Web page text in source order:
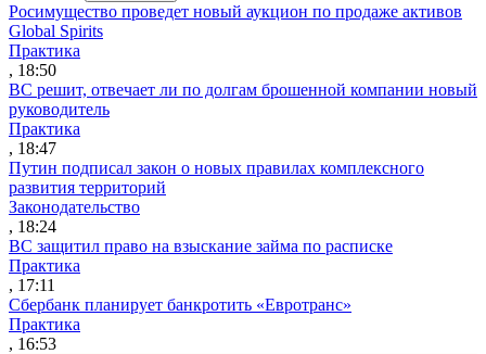
Росимущество проведет новый аукцион по продаже активов
Global Spirits
Практика
, 18:50
ВС решит, отвечает ли по долгам брошенной компании новый
руководитель
Практика
, 18:47
Путин подписал закон о новых правилах комплексного
развития территорий
Законодательство
, 18:24
ВС защитил право на взыскание займа по расписке
Практика
, 17:11
Сбербанк планирует банкротить «Евротранс»
Практика
, 16:53